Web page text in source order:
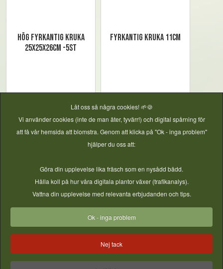
Hög fyrkantig kruka
25x25x26cm -5st
Fyrkantig kruka 11cm
Hög fyrkantig kruka
11x11x21,5cm -10st
Hög fyrkantig kruka
20x20x23cm -10st
Låt oss så några cookies! 🌱🍪
Vi använder cookies (inte de man äter, tyvärr!) och digital spårning för
att få vår hemsida att blomstra. Genom att klicka på "Ok - inga problem"
hjälper du oss att:
Göra din upplevelse lika fräsch som en nysådd bädd.
Hålla koll på hur våra digitala plantor växer (trafikanalys).
Vattna din upplevelse med relevanta erbjudanden och tips.
Ok - inga problem
Nej tack